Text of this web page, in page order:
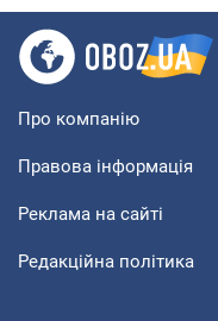
Про компанію
Правова інформація
Реклама на сайті
Редакційна політика